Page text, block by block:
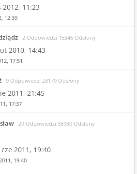
2012, 11:23
12:39
2 Odpowiedzi 15346 Odsłony
2010, 14:43
17:51
9 Odpowiedzi 23179 Odsłony
2011, 21:45
17:37
29 Odpowiedzi 35980 Odsłony
2011, 19:40
19:40